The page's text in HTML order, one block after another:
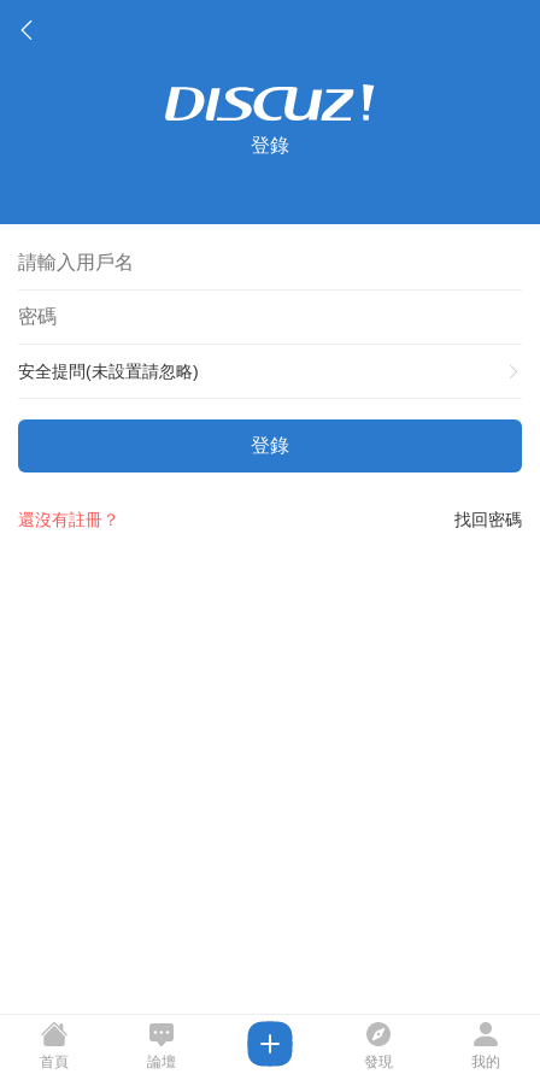
登錄
安全提問(未設置請忽略)
登錄
找回密碼
還沒有註冊？
首頁 論壇 發現 我的